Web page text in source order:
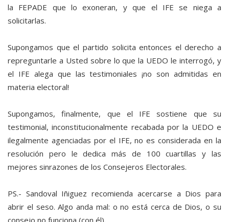
la FEPADE que lo exoneran, y que el IFE se niega a
solicitarlas.
Supongamos que el partido solicita entonces el derecho a
repreguntarle a Usted sobre lo que la UEDO le interrogó, y
el IFE alega que las testimoniales ¡no son admitidas en
materia electoral!
Supongamos, finalmente, que el IFE sostiene que su
testimonial, inconstitucionalmente recabada por la UEDO e
ilegalmente agenciadas por el IFE, no es considerada en la
resolución pero le dedica más de 100 cuartillas y las
mejores sinrazones de los Consejeros Electorales.
PS.- Sandoval Iñiguez recomienda acercarse a Dios para
abrir el seso. Algo anda mal: o no está cerca de Dios, o su